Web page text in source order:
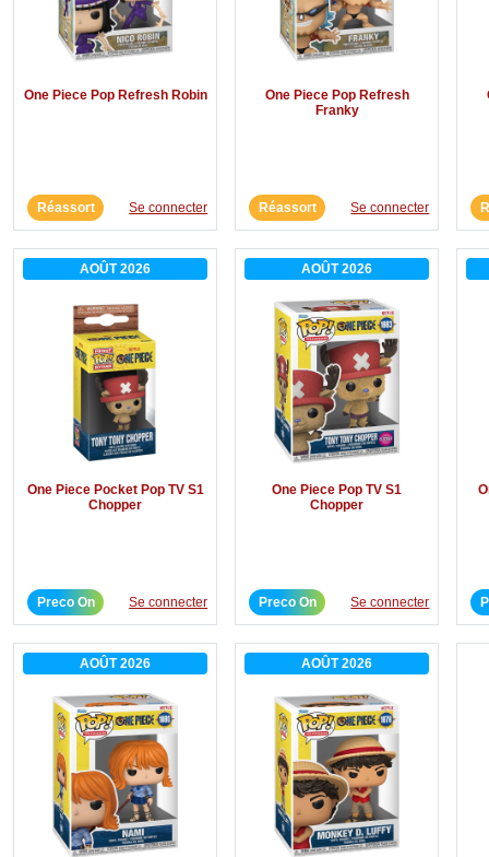
One Piece Pop Refresh Robin
Réassort Se connecter
One Piece Pop Refresh
Franky
Réassort Se connecter
AOÛT 2026
One Piece Pocket Pop TV S1
Chopper
Preco On Se connecter
AOÛT 2026
One Piece Pop TV S1
Chopper
Preco On Se connecter
AOÛT 2026 AOÛT 2026